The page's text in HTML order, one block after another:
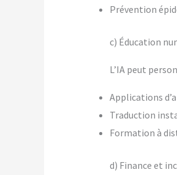
Prévention
c) Éducation
L’IA peut
Applications
Traduction
Formation à
d) Finance et